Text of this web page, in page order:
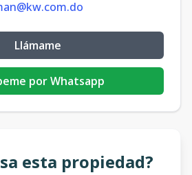
Llámame
por Whatsapp
esta propiedad?